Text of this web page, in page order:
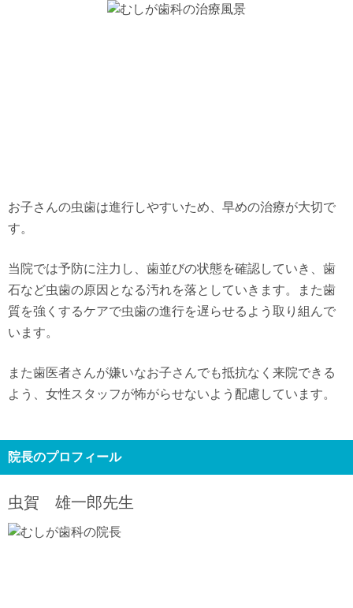
お子さんの虫歯は進行しやすいため、早めの治療が大切で
す。
当院では予防に注力し、歯並びの状態を確認していき、歯
石など虫歯の原因となる汚れを落としていきます。また歯
質を強くするケアで虫歯の進行を遅らせるよう取り組んで
います。
また歯医者さんが嫌いなお子さんでも抵抗なく来院できる
よう、女性スタッフが怖がらせないよう配慮しています。
院長のプロフィール
虫賀 雄一郎先生